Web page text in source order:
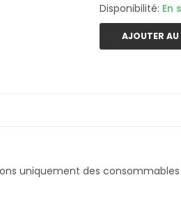
Disponibilité: En
AJOUTER AU
uniquement des consommables